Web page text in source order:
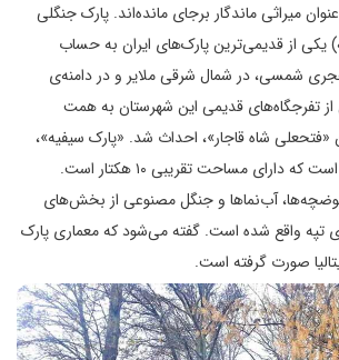
میراثی ماندگار برجای مانده‌اند. پارک جنگلی
یکی از قدیمی‌ترین پارک‌های ایران به حساب
. در سال ۱۳۰۴ هجری شمسی، در شمال شرقی ملایر و در دامنه‌ی
تفرجگاه‌های قدیمی این شهرستان به همت
«فتحعلی شاه قاجار»، احداث شد. «پارک سیفیه»،
دارای مساحت تقریبی ۱۰ هکتار است.
آب‌نماها و جنگل مصنوعی از بخش‌های
تپه واقع شده است. گفته می‌شود که معماری پارک
صورت گرفته است.